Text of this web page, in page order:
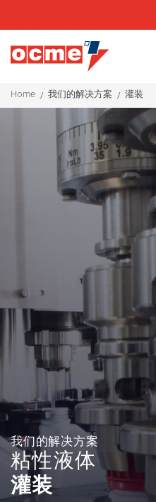
home 我们的解决方案 灌装
我们的解决方案
粘性液体
灌装